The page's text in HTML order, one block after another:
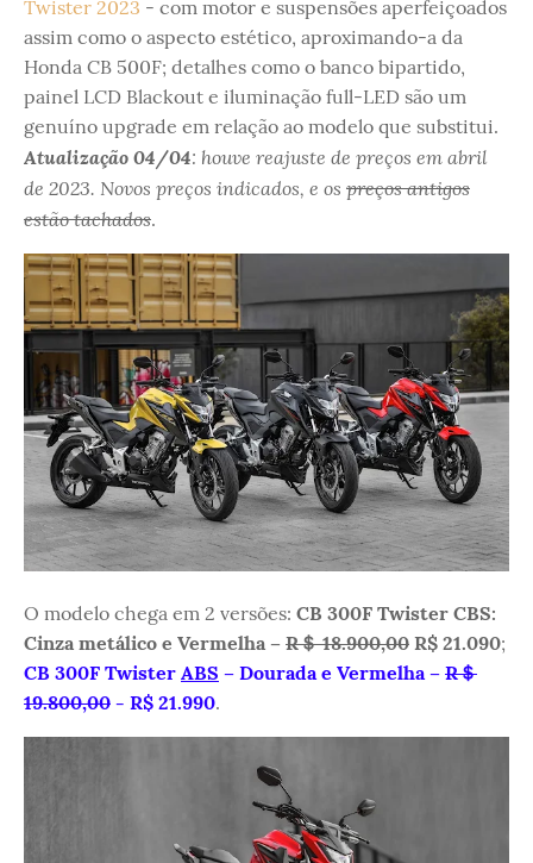
Twister 2023 - com motor e suspensões aperfeiçoados
assim como o aspecto estético, aproximando-a da
Honda CB 500F; detalhes como o banco bipartido,
painel LCD Blackout e iluminação full-LED são um
genuíno upgrade em relação ao modelo que substitui.
Atualização 04/04: houve reajuste de preços em abril
de 2023. Novos preços indicados, e os preços antigos
estão tachados.
O modelo chega em 2 versões: CB 300F Twister CBS:
Cinza metálico e Vermelha – R＄ 18.900,00 R$ 21.090;
CB 300F Twister ABS – Dourada e Vermelha – R＄
19.800,00 - R$ 21.990.